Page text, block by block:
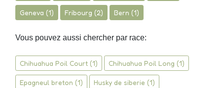
Geneva (1) Fribourg (2) Bern (1)
Vous pouvez aussi chercher par race:
Chihuahua Poil Court (1) Chihuahua Poil Long (1)
Epagneul breton (1) Husky de siberie (1)